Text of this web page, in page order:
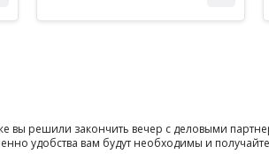
решили закончить вечер с деловыми
удобства вам будут необходимы и